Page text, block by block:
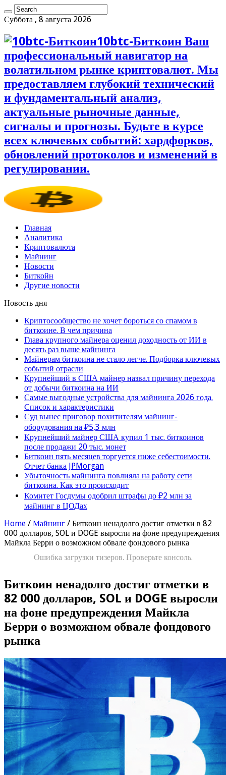
Суббота , 8 августа 2026
10btc-Биткоин Ваш
профессиональный навигатор на
волатильном рынке криптовалют. Мы
предоставляем глубокий технический
и фундаментальный анализ,
актуальные рыночные данные,
сигналы и прогнозы. Будьте в курсе
всех ключевых событий: хардфорков,
обновлений протоколов и изменений в
регулировании.
Главная
Аналитика
Криптовалюта
Майнинг
Новости
Биткойн
Другие новости
Новость дня
Криптосообщество не хочет бороться со спамом в
биткоине. В чем причина
Глава крупного майнера оценил доходность от ИИ в
десять раз выше майнинга
Майнерам биткоина не стало легче. Подборка ключевых
событий отрасли
Крупнейший в США майнер назвал причину перехода
от добычи биткоина на ИИ
Самые выгодные устройства для майнинга 2026 года.
Список и характеристики
Суд вынес приговор похитителям майнинг-
оборудования на ₽5,3 млн
Крупнейший майнер США купил 1 тыс. биткоинов
после продажи 20 тыс. монет
Биткоин пять месяцев торгуется ниже себестоимости.
Отчет банка JPMorgan
Убыточность майнинга повлияла на работу сети
биткоина. Как это происходит
Комитет Госдумы одобрил штрафы до ₽2 млн за
майнинг в ЦОДах
Home / Майнинг / Биткоин ненадолго достиг отметки в 82
000 долларов, SOL и DOGE выросли на фоне предупреждения
Майкла Берри о возможном обвале фондового рынка
Ошибка загрузки тизеров. Проверьте консоль.
Биткоин ненадолго достиг отметки в
82 000 долларов, SOL и DOGE выросли
на фоне предупреждения Майкла
Берри о возможном обвале фондового
рынка